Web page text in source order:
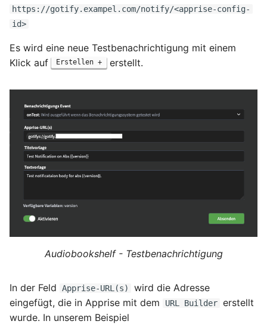
https://gotify.exampel.com/notify/<apprise-config-
id>
Es wird eine neue Testbenachrichtigung mit einem
Klick auf
Erstellen + erstellt.
Audiobookshelf - Testbenachrichtigung
In der Feld Apprise-URL(s)
wird die Adresse
eingefügt, die in Apprise mit dem
URL Builder erstellt
wurde. In unserem Beispiel